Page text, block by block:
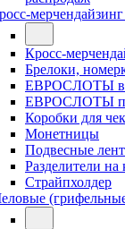
мерчендайзинг
Кросс-
Брелоки,
ЕВРОСЛОТЫ в
ЕВРОСЛОТЫ
Коробки для
Монетницы
Подвесные
Разделители на
Страйпхолдер